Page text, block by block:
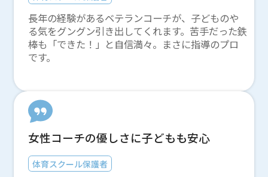
長年の経験があるベテランコーチが、子どものや
る気をグングン引き出してくれます。苦手だった鉄
棒も「できた！」と自信満々。まさに指導のプロ
です。
女性コーチの優しさに子どもも安心
体育スクール保護者